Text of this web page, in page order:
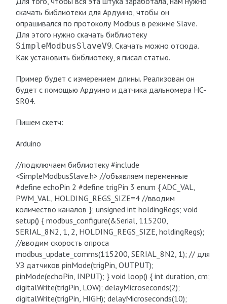
скачать библиотеки для Ардуино, чтобы он
опрашивался по протоколу Modbus в режиме Slave.
Для этого нужно скачать библиотеку
SimpleModbusSlaveV9. Скачать можно отсюда.
Как установить библиотеку, я писал статью.
Пример будет с измерением длины. Реализован он
будет с помощью Ардуино и датчика дальномера HC-
SR04.
Пишем скетч:
Arduino
//подключаем библиотеку #include
<SimpleModbusSlave.h> //объявляем переменные
#define echoPin 2 #define trigPin 3 enum { ADC_VAL,
PWM_VAL, HOLDING_REGS_SIZE=4 //вводим
количество каналов }; unsigned int holdingRegs; void
setup() { modbus_configure(&Serial, 115200,
SERIAL_8N2, 1, 2, HOLDING_REGS_SIZE, holdingRegs);
//вводим скорость опроса
modbus_update_comms(115200, SERIAL_8N2, 1); // для
УЗ датчиков pinMode(trigPin, OUTPUT);
pinMode(echoPin, INPUT); } void loop() { int duration, cm;
digitalWrite(trigPin, LOW); delayMicroseconds(2);
digitalWrite(trigPin, HIGH); delayMicroseconds(10);